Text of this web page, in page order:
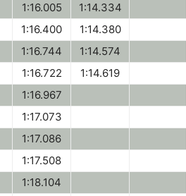
1:16.005
1:14.334
1:16.400
1:14.380
1:16.744
1:14.574
1:16.722
1:14.619
1:16.967
1:17.073
1:17.086
1:17.508
1:18.104